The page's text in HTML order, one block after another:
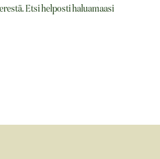
Etsi helposti haluamaasi